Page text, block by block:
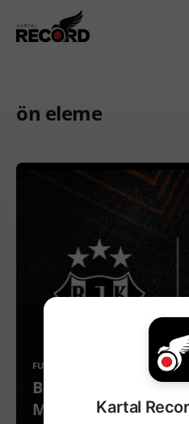
ön eleme
FUTBOL
Beşiktaş'ın Avrupa
Muhtemel Rakibi
Kartal